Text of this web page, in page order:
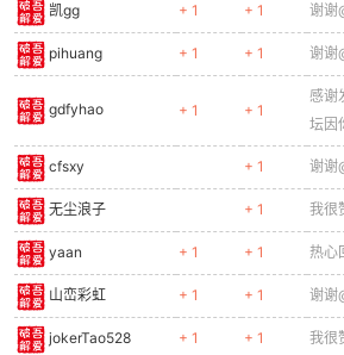
凯gg + 1 + 1 谢谢
pihuang + 1 + 1 谢谢
gdfyhao + 1 + 1
感谢
坛因
cfsxy + 1 谢谢
无尘浪子 + 1 我很
yaan + 1 + 1 热心
山峦彩虹 + 1 + 1 谢谢
jokerTao528 + 1 + 1 我很